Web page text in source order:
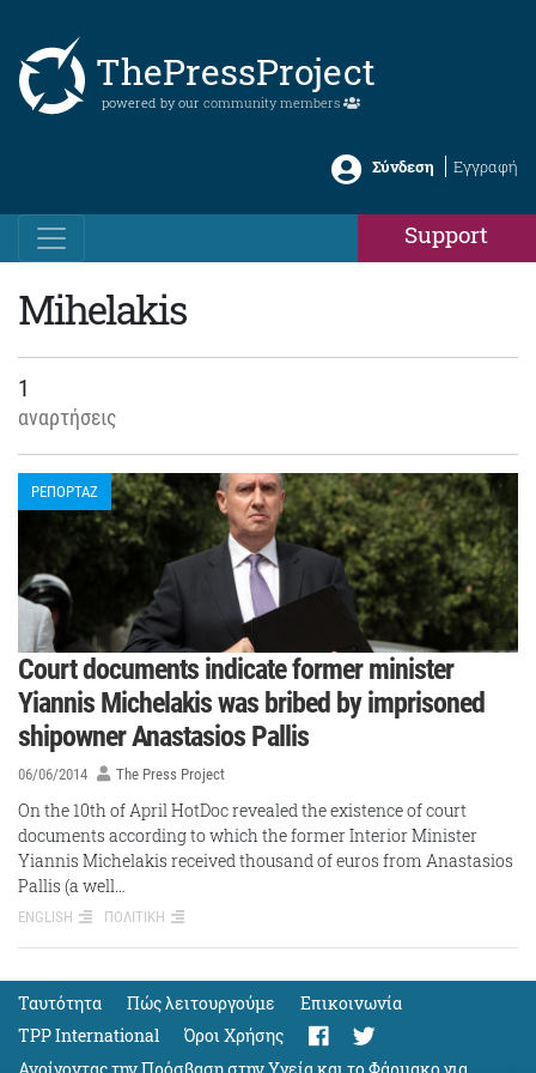
ThePressProject
powered by our community members
Σύνδεση Εγγραφή
Support
Mihelakis
1
αναρτήσεις
ΡΕΠΟΡΤΑΖ
Court documents indicate former minister
Yiannis Michelakis was bribed by imprisoned
shipowner Anastasios Pallis
06/06/2014 The Press Project
On the 10th of April HotDoc revealed the existence of court
documents according to which the former Interior Minister
Yiannis Michelakis received thousand of euros from Anastasios
Pallis (a well…
ENGLISH ΠΟΛΙΤΙΚΗ
Ταυτότητα Πώς λειτουργούμε
Eπικοινωνία
TPP International
Όροι Χρήσης